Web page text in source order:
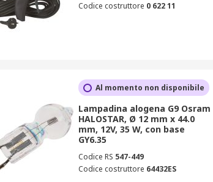
Codice costruttore 0 622 11
Al momento non disponibile
Lampadina alogena G9 Osram
HALOSTAR, Ø 12 mm x 44.0
mm, 12V, 35 W, con base
GY6.35
Codice RS 547-449
Codice costruttore 64432ES